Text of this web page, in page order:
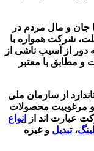
و مال مردم در
شرکت همواره با
از آسیب ناشی از
و مطابق با معتبر
از سازمان ملی
و مرغوبیت محصولات
عبارت اند از
انواع
،تبدیل و غیره